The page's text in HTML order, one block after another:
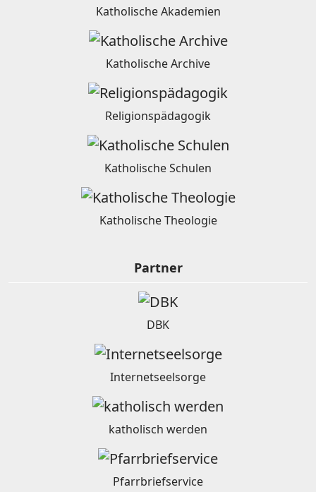
Katholische Akademien
Katholische Archive
Religionspädagogik
Katholische Schulen
Katholische Theologie
Partner
DBK
Internetseelsorge
katholisch werden
Pfarrbriefservice